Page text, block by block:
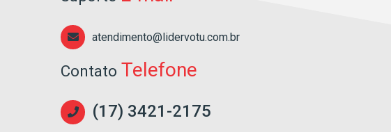
atendimento@lidervotu.com.br
Contato Telefone
(17) 3421-2175